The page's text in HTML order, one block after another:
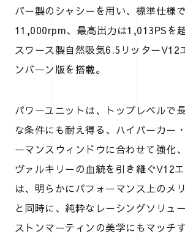
バー製のシャシーを用い、標準仕様
11,000rpm、最高出力は1,013PSを
スワース製自然吸気6.5リッターV12
ンバーン版を搭載。
パワーユニットは、トップレベルで
な条件にも耐え得る、ハイパーカー
ーマンスウィンドウに合わせて強化
ヴァルキリーの血統を引き継ぐV12
は、明らかにパフォーマンス上のメ
と同時に、純粋なレーシングソリュ
ストンマーティンの美学にもマッチ